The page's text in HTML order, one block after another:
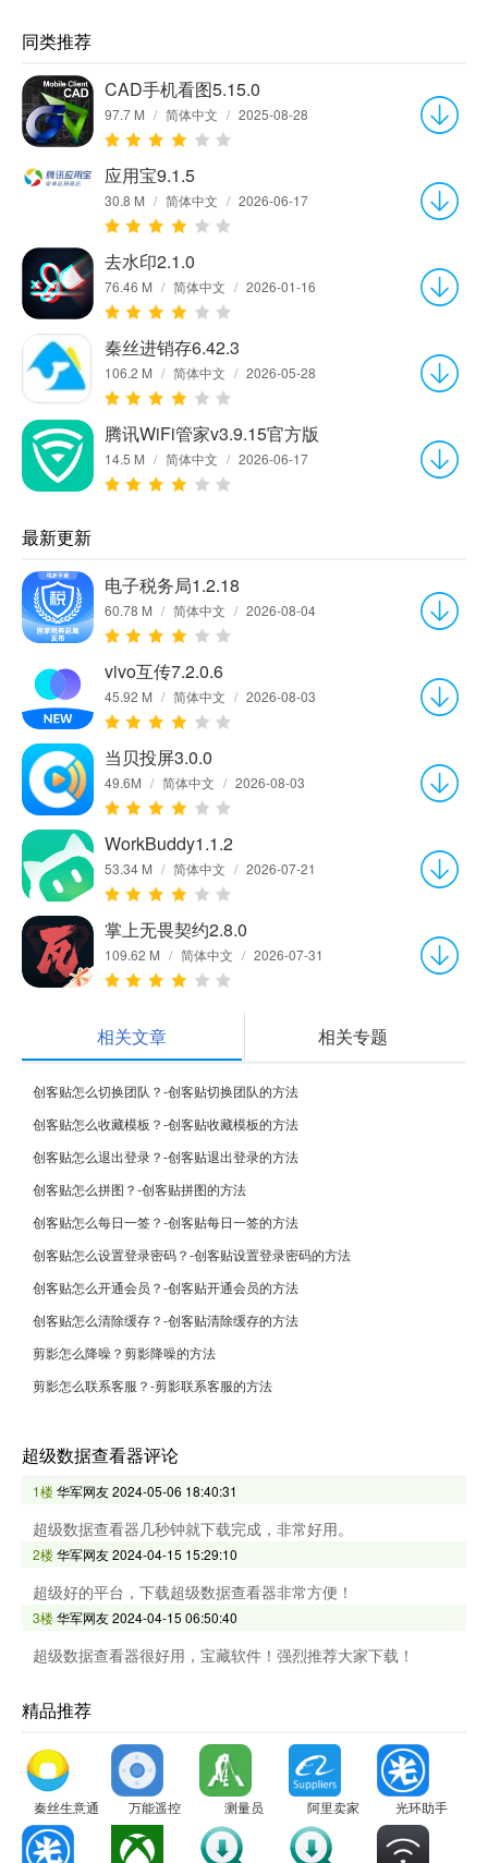
同类推荐
CAD手机看图5.15.0
97.7 M / 简体中文 / 2025-08-28
应用宝9.1.5
30.8 M / 简体中文 / 2026-06-17
去水印2.1.0
76.46 M / 简体中文 / 2026-01-16
秦丝进销存6.42.3
106.2 M / 简体中文 / 2026-05-28
腾讯WiFi管家v3.9.15官方版
14.5 M / 简体中文 / 2026-06-17
最新更新
电子税务局1.2.18
60.78 M / 简体中文 / 2026-08-04
vivo互传7.2.0.6
45.92 M / 简体中文 / 2026-08-03
当贝投屏3.0.0
49.6M / 简体中文 / 2026-08-03
WorkBuddy1.1.2
53.34 M / 简体中文 / 2026-07-21
掌上无畏契约2.8.0
109.62 M / 简体中文 / 2026-07-31
相关文章 相关专题
创客贴怎么切换团队？-创客贴切换团队的方法
创客贴怎么收藏模板？-创客贴收藏模板的方法
创客贴怎么退出登录？-创客贴退出登录的方法
创客贴怎么拼图？-创客贴拼图的方法
创客贴怎么每日一签？-创客贴每日一签的方法
创客贴怎么设置登录密码？-创客贴设置登录密码的方法
创客贴怎么开通会员？-创客贴开通会员的方法
创客贴怎么清除缓存？-创客贴清除缓存的方法
剪影怎么降噪？剪影降噪的方法
剪影怎么联系客服？-剪影联系客服的方法
超级数据查看器评论
1楼华军网友2024-05-06 18:40:31
超级数据查看器几秒钟就下载完成，非常好用。
2楼华军网友2024-04-15 15:29:10
超级好的平台，下载超级数据查看器非常方便！
3楼华军网友2024-04-15 06:50:40
超级数据查看器很好用，宝藏软件！强烈推荐大家下载！
精品推荐
秦丝生意通 万能遥控 测量员 阿里卖家 光环助手